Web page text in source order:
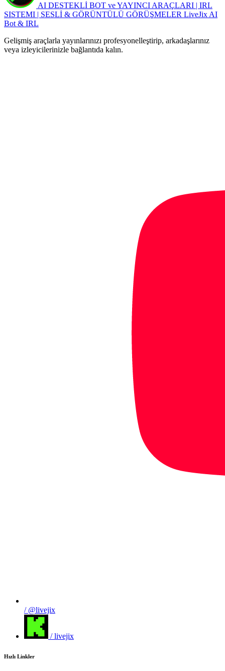
AI DESTEKLİ BOT ve YAYINCI ARAÇLARI | IRL
SISTEMI | SESLİ & GÖRÜNTÜLÜ GÖRÜŞMELER LiveJix AI
Bot & IRL
Gelişmiş araçlarla yayınlarınızı profesyonelleştirip, arkadaşlarınız
veya izleyicilerinizle bağlantıda kalın.
/ @livejix
/ livejix
Hızlı Linkler